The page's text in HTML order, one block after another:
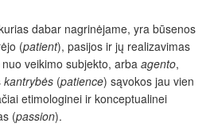
dabar nagrinėjame, yra būsenos
(patient), pasijos ir jų realizavimas
veikimo subjekto, arba agento,
kantrybės (patience) sąvokos jau vien
etimologinei ir konceptualinei
(passion).